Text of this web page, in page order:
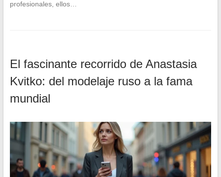
profesionales, ellos…
El fascinante recorrido de Anastasia
Kvitko: del modelaje ruso a la fama
mundial